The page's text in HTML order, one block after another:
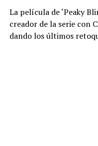
La película de ‘Peaky
creador de la serie con
dando los últimos